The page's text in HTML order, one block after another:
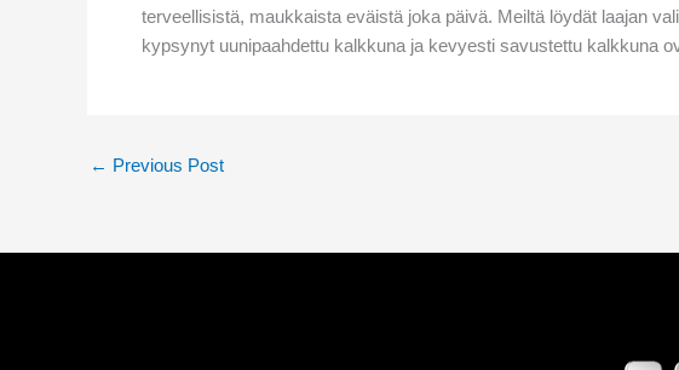
terveellisistä, maukkaista eväistä joka päivä. Meiltä löydät laajan
kypsynyt uunipaahdettu kalkkuna ja kevyesti savustettu kalkkuna
← Previous Post